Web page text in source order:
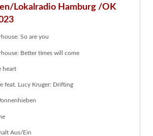
Lokalradio Hamburg /OK
So are you
Better times will come
heart
feat. Lucy Kruger: Drifting
Aus/Ein